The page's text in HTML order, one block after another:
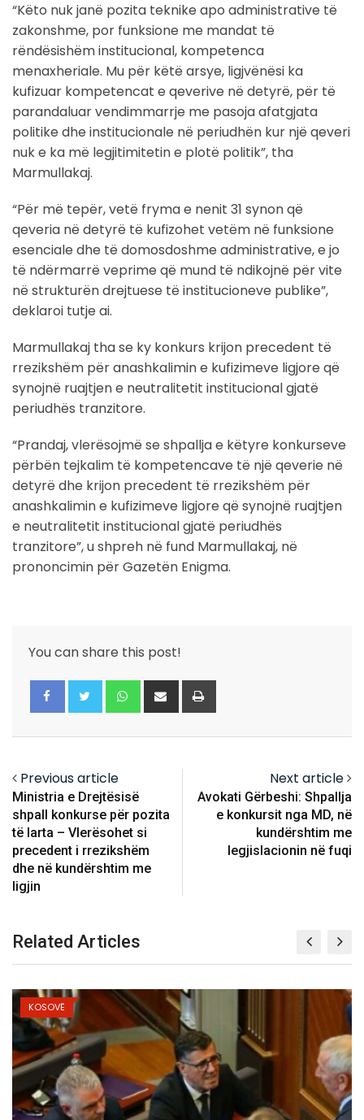
“Këto nuk janë pozita teknike apo administrative të
zakonshme, por funksione me mandat të
rëndësishëm institucional, kompetenca
menaxheriale. Mu për këtë arsye, ligjvënësi ka
kufizuar kompetencat e qeverive në detyrë, për të
parandaluar vendimmarrje me pasoja afatgjata
politike dhe institucionale në periudhën kur një qeveri
nuk e ka më legjitimitetin e plotë politik”, tha
Marmullakaj.
“Për më tepër, vetë fryma e nenit 31 synon që
qeveria në detyrë të kufizohet vetëm në funksione
esenciale dhe të domosdoshme administrative, e jo
të ndërmarrë veprime që mund të ndikojnë për vite
në strukturën drejtuese të institucioneve publike”,
deklaroi tutje ai.
Marmullakaj tha se ky konkurs krijon precedent të
rrezikshëm për anashkalimin e kufizimeve ligjore që
synojnë ruajtjen e neutralitetit institucional gjatë
periudhës tranzitore.
“Prandaj, vlerësojmë se shpallja e këtyre konkurseve
përbën tejkalim të kompetencave të një qeverie në
detyrë dhe krijon precedent të rrezikshëm për
anashkalimin e kufizimeve ligjore që synojnë ruajtjen
e neutralitetit institucional gjatë periudhës
tranzitore”, u shpreh në fund Marmullakaj, në
prononcimin për Gazetën Enigma.
You can share this post!
Whatsapp
Share
via
Previous article
Ministria e Drejtësisë
shpall konkurse për pozita
të larta – Vlerësohet si
precedent i rrezikshëm
dhe në kundërshtim me
ligjin
Next article
Avokati Gërbeshi: Shpallja
e konkursit nga MD, në
kundërshtim me
legjislacionin në fuqi
Related Articles
KOSOVË